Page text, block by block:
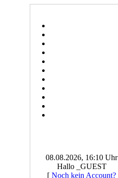
08.08.2026, 16:10 Uhr
Hallo _GUEST
[ Noch kein Account?